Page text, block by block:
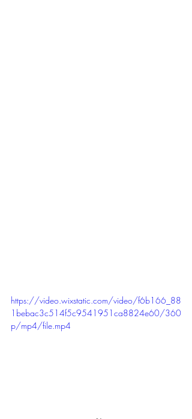
https://video.wixstatic.com/video/f6b166_88
1bebac3c514f5c9541951ca8824e60/360
p/mp4/file.mp4